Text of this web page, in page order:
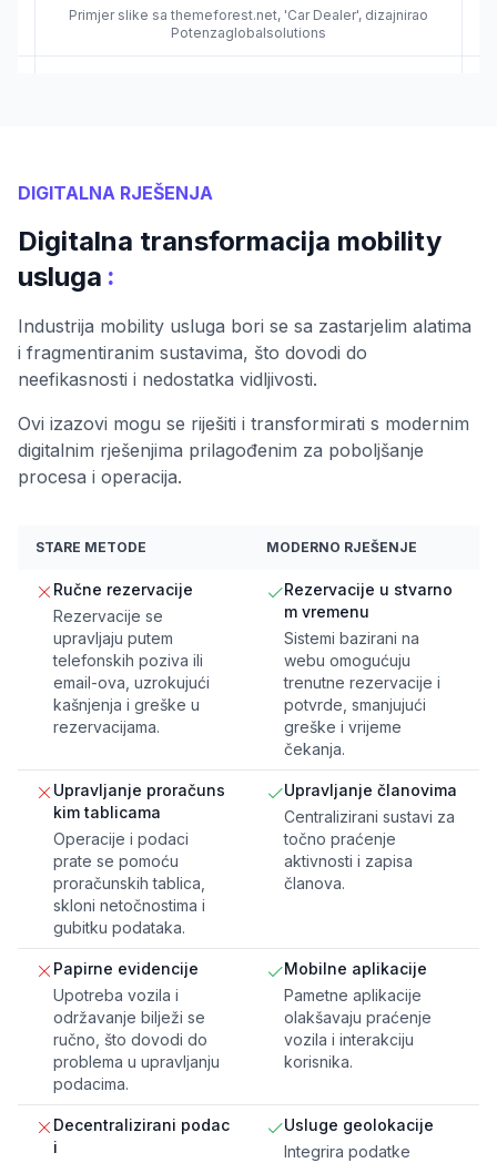
Primjer slike sa themeforest.net, 'Car Dealer', dizajnirao
Potenzaglobalsolutions
DIGITALNA RJEŠENJA
Digitalna transformacija mobility
usluga :
Industrija mobility usluga bori se sa zastarjelim alatima
i fragmentiranim sustavima, što dovodi do
neefikasnosti i nedostatka vidljivosti.
Ovi izazovi mogu se riješiti i transformirati s modernim
digitalnim rješenjima prilagođenim za poboljšanje
procesa i operacija.
STARE METODE MODERNO RJEŠENJE
Ručne rezervacije
Rezervacije se
upravljaju putem
telefonskih poziva ili
email-ova, uzrokujući
kašnjenja i greške u
rezervacijama.
Rezervacije u stvarno
m vremenu
Sistemi bazirani na
webu omogućuju
trenutne rezervacije i
potvrde, smanjujući
greške i vrijeme
čekanja.
Upravljanje proračuns
kim tablicama
Operacije i podaci
prate se pomoću
proračunskih tablica,
skloni netočnostima i
gubitku podataka.
Upravljanje članovima
Centralizirani sustavi za
točno praćenje
aktivnosti i zapisa
članova.
Papirne evidencije
Upotreba vozila i
održavanje bilježi se
ručno, što dovodi do
problema u upravljanju
podacima.
Mobilne aplikacije
Pametne aplikacije
olakšavaju praćenje
vozila i interakciju
korisnika.
Decentralizirani podac
i
Usluge geolokacije
Integrira podatke